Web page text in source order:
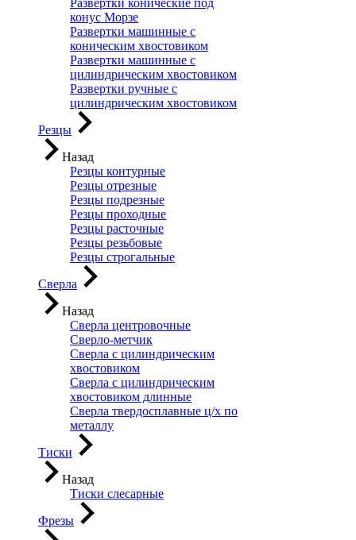
Развертки конические под
конус Морзе
Развертки машинные с
коническим хвостовиком
Развертки машинные с
цилиндрическим хвостовиком
Развертки ручные с
цилиндрическим хвостовиком
Резцы
Назад
Резцы контурные
Резцы отрезные
Резцы подрезные
Резцы проходные
Резцы расточные
Резцы резьбовые
Резцы строгальные
Сверла
Назад
Сверла центровочные
Сверло-метчик
Сверла с цилиндрическим
хвостовиком
Сверла с цилиндрическим
хвостовиком длинные
Сверла твердосплавные ц/х по
металлу
Тиски
Назад
Тиски слесарные
Фрезы